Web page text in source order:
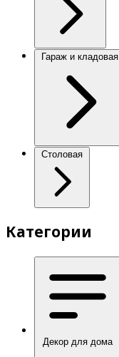
Гараж и кладовая
Столовая
Категории
Декор для дома